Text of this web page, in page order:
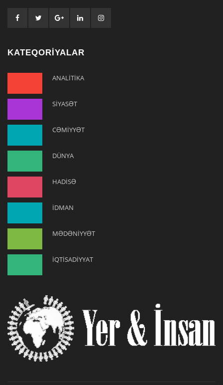
KATEQORİYALAR
ANALİTİKA
SİYASƏT
CƏMİYYƏT
DÜNYA
HADİSƏ
İDMAN
MƏDƏNİYYƏT
İQTİSADİYYAT